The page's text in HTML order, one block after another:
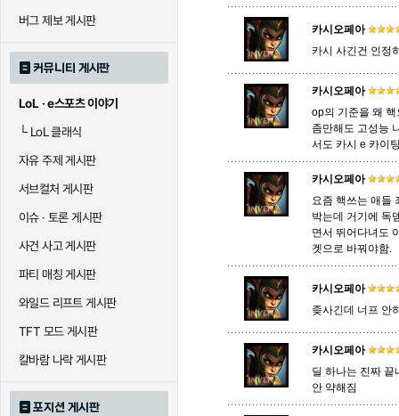
버그 제보 게시판
커뮤니티 게시판
LoL · e스포츠 이야기
└LoL 클래식
자유 주제 게시판
서브컬처 게시판
이슈 · 토론 게시판
사건 사고 게시판
파티 매칭 게시판
와일드 리프트 게시판
TFT 모드 게시판
칼바람 나락 게시판
포지션 게시판
바이 베이가 베인
블라디미르 블리츠크랭크 비에
세주아니 세트
시비르 신 짜오 신드
아칼리 아크샨 아트록
에코 엘리스 오공
카시오페아
카시 사긴건 인정
카시오페아
op의 기준을 왜
좀만해도 고성능
서도 카시 e 카이
카시오페아
요즘 핵쓰는 애들
박는데 거기에 독
면서 뛰어다녀도
겟으로 바꿔야함.
카시오페아
좆사긴데 너프 안
카시오페아
딜 하나는 진짜 끝
안 약해짐